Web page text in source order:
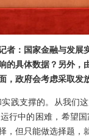
者：国家金融与发
的具体数据？另外
，政府会考虑采取发
践支撑的。从我们
行中的困难，希望
，但只能做选择题